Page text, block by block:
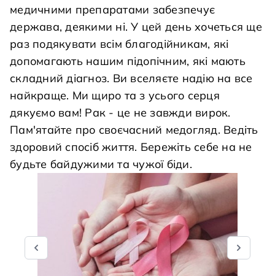
медичними препаратами забезпечує
держава, деякими ні. У цей день хочеться ще
раз подякувати всім благодійникам, які
допомагають нашим підопічним, які мають
складний діагноз. Ви вселяєте надію на все
найкраще. Ми щиро та з усього серця
дякуємо вам! Рак - це не завжди вирок.
Пам'ятайте про своєчасний медогляд. Ведіть
здоровий спосіб життя. Бережіть себе на не
будьте байдужими та чужої біди.